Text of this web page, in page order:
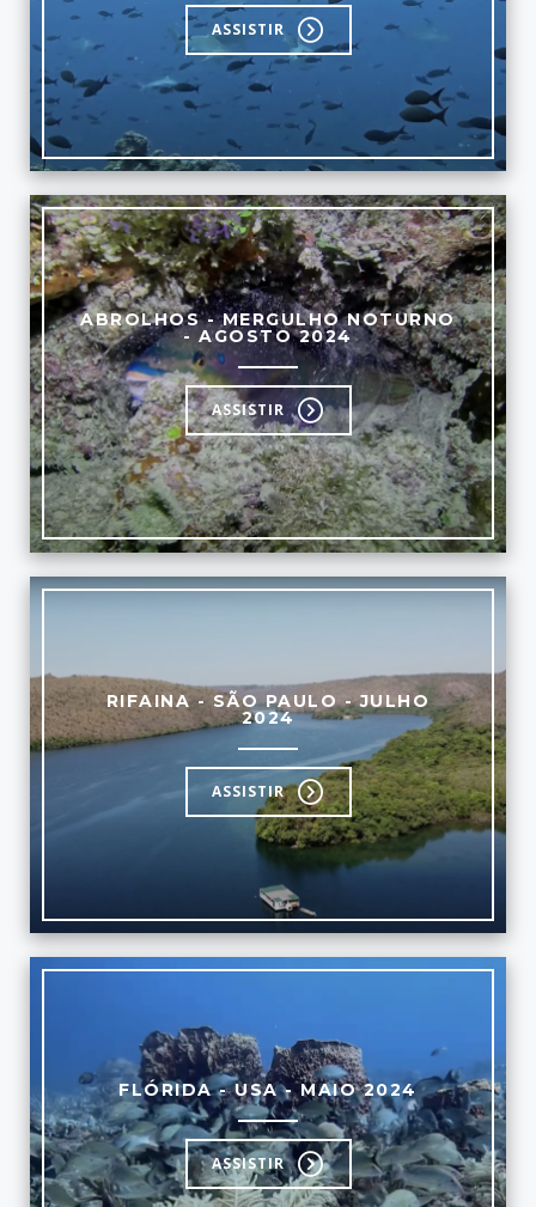
ASSISTIR
ABROLHOS - MERGULHO NOTURNO
- AGOSTO 2024
ASSISTIR
RIFAINA - SÃO PAULO - JULHO
2024
ASSISTIR
FLÓRIDA - USA - MAIO 2024
ASSISTIR